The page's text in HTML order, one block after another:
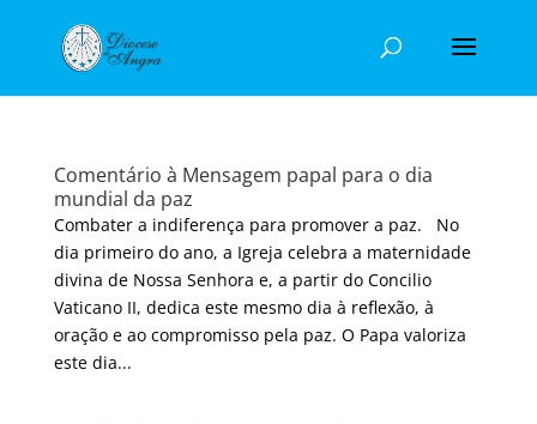
Comentário à Mensagem papal para o dia
mundial da paz
Combater a indiferença para promover a paz. No
dia primeiro do ano, a Igreja celebra a maternidade
divina de Nossa Senhora e, a partir do Concilio
Vaticano II, dedica este mesmo dia à reflexão, à
oração e ao compromisso pela paz. O Papa valoriza
este dia...